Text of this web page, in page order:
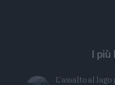
I
L'assalto al